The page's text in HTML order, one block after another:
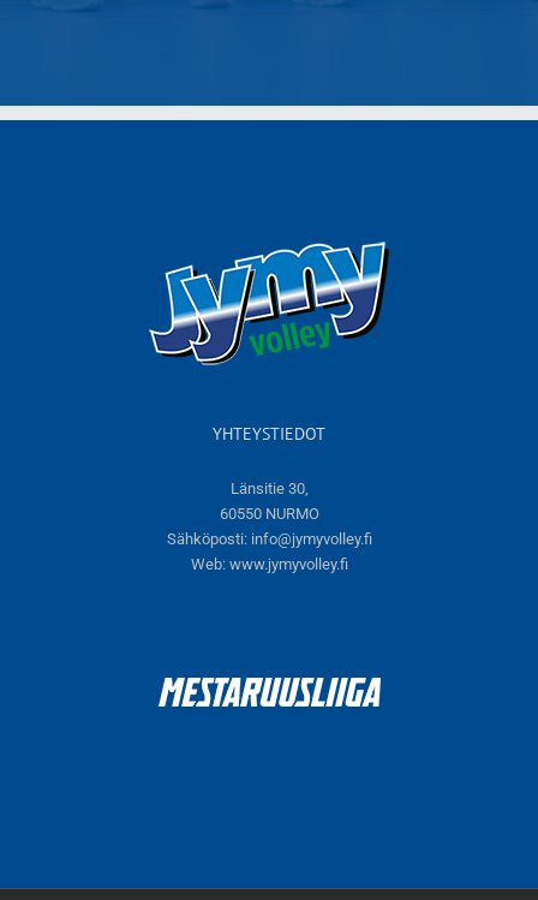
YHTEYSTIEDOT
Länsitie 30,
60550 NURMO
Sähköposti: info@jymyvolley.fi
Web: www.jymyvolley.fi